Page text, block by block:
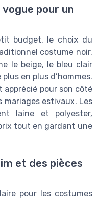
pour un
budget, le choix du
costume noir.
le beige, le bleu clair
en plus d’hommes.
apprécié pour son côté
estivaux. Les
laine et polyester,
tout en gardant une
et des pièces
pour les costumes